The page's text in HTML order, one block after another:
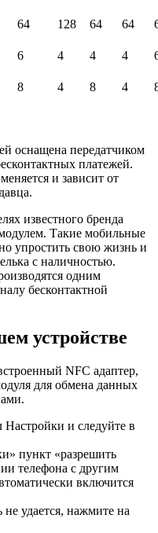
64 128 64 64
6 4 4 4
8 4 8 4
оснащена передатчиком
платежей.
и зависит от
известного бренда
Такие мобильные
упростить свою жизнь и
с наличностью.
одним
бесконтактной
устройстве
NFC адаптер,
для обмена данных
Настройки и следуйте в
пункт «разрешить
телефона с другим
включится
удается, нажмите на